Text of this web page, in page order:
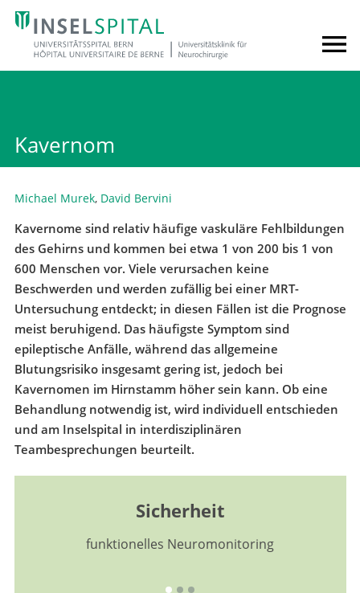
Kavernom
Michael Murek, David Bervini
Kavernome sind relativ häufige vaskuläre Fehlbildungen
des Gehirns und kommen bei etwa 1 von 200 bis 1 von
600 Menschen vor. Viele verursachen keine
Beschwerden und werden zufällig bei einer MRT-
Untersuchung entdeckt; in diesen Fällen ist die Prognose
meist beruhigend. Das häufigste Symptom sind
epileptische Anfälle, während das allgemeine
Blutungsrisiko insgesamt gering ist, jedoch bei
Kavernomen im Hirnstamm höher sein kann. Ob eine
Behandlung notwendig ist, wird individuell entschieden
und am Inselspital in interdisziplinären
Teambesprechungen beurteilt.
Innovation
hochmoderne Operationsverfahren